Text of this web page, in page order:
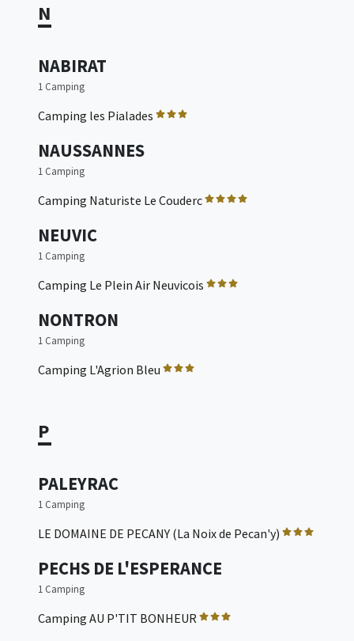
N
NABIRAT
1 Camping
Camping les Pialades
NAUSSANNES
1 Camping
Camping Naturiste Le Couderc
NEUVIC
1 Camping
Camping Le Plein Air Neuvicois
NONTRON
1 Camping
Camping L'Agrion Bleu
P
PALEYRAC
1 Camping
LE DOMAINE DE PECANY (La Noix de Pecan'y)
PECHS DE L'ESPERANCE
1 Camping
Camping AU P'TIT BONHEUR